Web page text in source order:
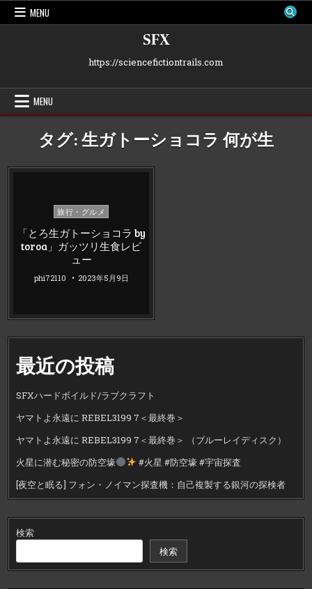
Skip
MENU
SFX
https://sciencefictiontrails.com
MENU
タグ:生ガトーショコラ 何が生
Posted
旅行・グルメ
「とろ生ガトーショコラ by
toroa」ガッツリ生食レビ
ュー
phi72110 2023年5月9日
最近の投稿
SFXハードボイルド/ラブクラフト
ヤマトよ永遠に REBEL3199 7＜最終巻＞
ヤマトよ永遠に REBEL3199 7＜最終巻＞ （ブルーレイディスク）
火星に潜む秘密の防空壕
#火星 #防空壕 #宇宙探査
[夜空と眠る] フォン・ノイマン探査機：自己複製する銀河の探検者
検索
検索